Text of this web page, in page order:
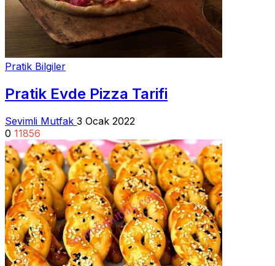
Pratik Bilgiler
Pratik Evde Pizza Tarifi
Sevimli Mutfak 3 Ocak 2022
0 11856